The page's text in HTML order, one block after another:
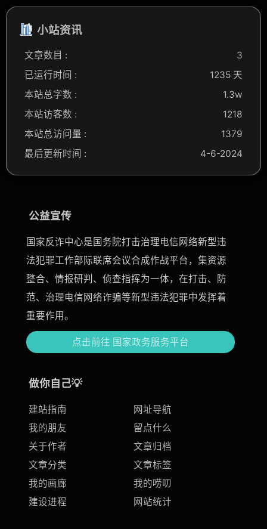
小站资讯
文章数目 :
3
已运行时间 :
1235 天
本站总字数 :
1.3w
本站访客数 :
1218
本站总访问量 :
1379
最后更新时间 :
4-6-2024
公益宣传
国家反诈中心是国务院打击治理电信网络新型违
法犯罪工作部际联席会议合成作战平台，集资源
整合、情报研判、侦查指挥为一体，在打击、防
范、治理电信网络诈骗等新型违法犯罪中发挥着
重要作用。
点击前往 国家政务服务平台
做你自己💡
建站指南
网址导航
我的朋友
留点什么
关于作者
文章归档
文章分类
文章标签
我的画廊
我的唠叨
建设进程
网站统计